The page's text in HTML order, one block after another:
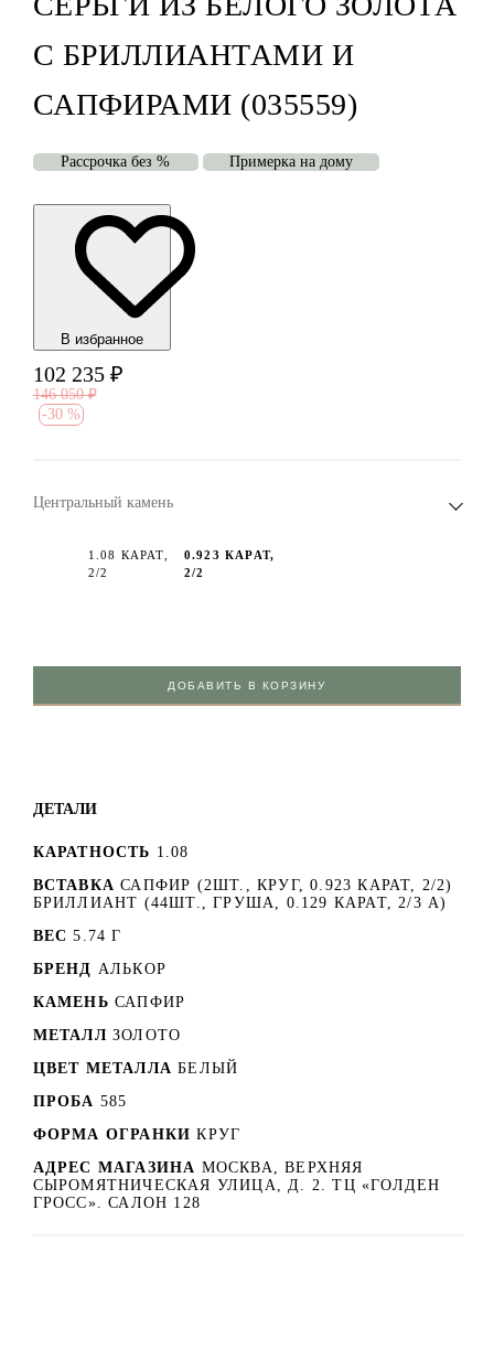
С БРИЛЛИАНТАМИ И
САПФИРАМИ (035559)
Рассрочка без % Примерка на дому
В избранноe
102 235 ₽
146 050 ₽
-30 %
Центральный камень
1.08 КАРАТ,
2/2
0.923 КАРАТ,
2/2
ДОБАВИТЬ В КОРЗИНУ
ДЕТАЛИ
КАРАТНОСТЬ 1.08
ВСТАВКА САПФИР (2ШТ., КРУГ, 0.923 КАРАТ, 2/2)
БРИЛЛИАНТ (44ШТ., ГРУША, 0.129 КАРАТ, 2/3 А)
ВЕС 5.74 Г
БРЕНД АЛЬКОР
КАМЕНЬ САПФИР
МЕТАЛЛ ЗОЛОТО
ЦВЕТ МЕТАЛЛА БЕЛЫЙ
ПРОБА 585
ФОРМА ОГРАНКИ КРУГ
АДРЕС МАГАЗИНА МОСКВА, ВЕРХНЯЯ
СЫРОМЯТНИЧЕСКАЯ УЛИЦА, Д. 2. ТЦ «ГОЛДЕН
ГРОСС». САЛОН 128